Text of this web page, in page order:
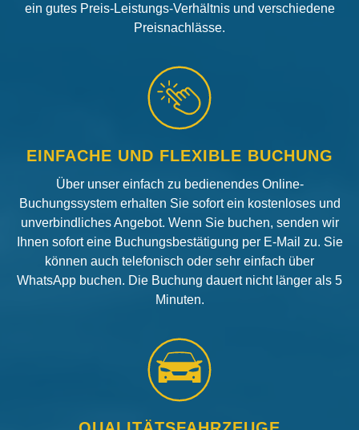
ein gutes Preis-Leistungs-Verhältnis und verschiedene
Preisnachlässe.
EINFACHE UND FLEXIBLE BUCHUNG
Über unser einfach zu bedienendes Online-
Buchungssystem erhalten Sie sofort ein kostenloses und
unverbindliches Angebot. Wenn Sie buchen, senden wir
Ihnen sofort eine Buchungsbestätigung per E-Mail zu. Sie
können auch telefonisch oder sehr einfach über
WhatsApp buchen. Die Buchung dauert nicht länger als 5
Minuten.